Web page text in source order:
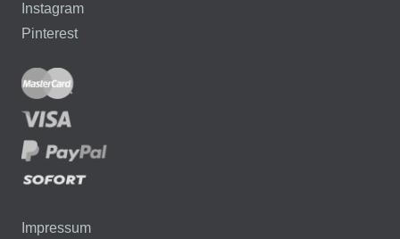
Instagram
Pinterest
Impressum